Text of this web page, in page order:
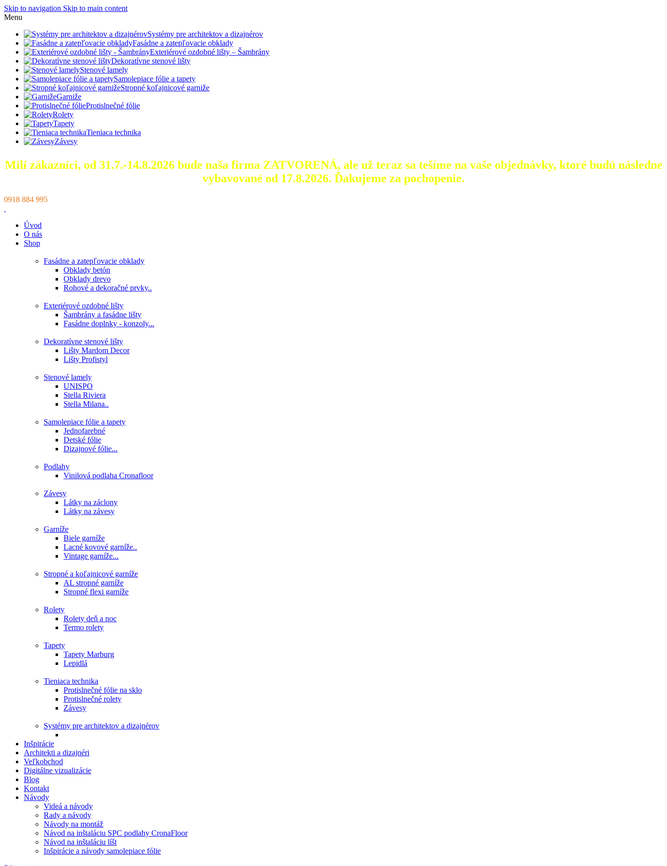
Skip to navigation Skip to main content
Menu
Systémy pre architektov a dizajnérov
Fasádne a zatepľovacie obklady
Exteriérové ozdobné lišty – Šambrány
Dekoratívne stenové lišty
Stenové lamely
Samolepiace fólie a tapety
Stropné koľajnicové garniže
Garniže
Protislnečné fólie
Rolety
Tapety
Tieniaca technika
Závesy
Milí zákazníci, od 31.7.-14.8.2026 bude naša firma ZATVORENÁ, ale už teraz sa tešíme na vaše objednávky, ktoré budú následne
vybavované od 17.8.2026. Ďakujeme za pochopenie.
0918 884 995
Úvod
O nás
Shop
Fasádne a zatepľovacie obklady
Obklady betón
Obklady drevo
Rohové a dekoračné prvky..
Exteriérové ozdobné lišty
Šambrány a fasádne lišty
Fasádne doplnky - konzoly...
Dekoratívne stenové lišty
Lišty Mardom Decor
Lišty Profistyl
Stenové lamely
UNISPO
Stella Riviera
Stella Milana..
Samolepiace fólie a tapety
Jednofarebné
Detské fólie
Dizajnové fólie...
Podlahy
Vinilová podlaha Cronafloor
Závesy
Látky na záclony
Látky na závesy
Garníže
Biele garníže
Lacné kovové garníže..
Vintage garníže...
Stropné a koľajnicové garníže
AL stropné garníže
Stropné flexi garníže
Rolety
Rolety deň a noc
Termo rolety
Tapety
Tapety Marburg
Lepidlá
Tieniaca technika
Protislnečné fólie na sklo
Protislnečné rolety
Závesy
Systémy pre architektov a dizajnérov
Inšpirácie
Architekti a dizajnéri
Veľkobchod
Digitálne vizualizácie
Blog
Kontakt
Návody
Videá a návody
Rady a návody
Návody na montáž
Návod na inštaláciu SPC podlahy CronaFloor
Návod na inštaláciu líšt
Inšpirácie a návody samolepiace fólie